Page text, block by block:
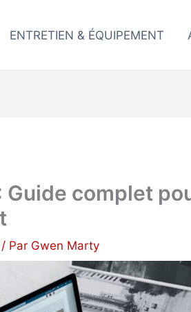
ENTRETIEN & ÉQUIPEMENT
Guide complet
/ Par Gwen Marty